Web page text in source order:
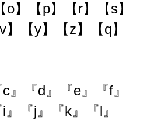
o】【p】【r】【s】
】【y】【z】【q】
』『d』『e』『f』
』『j』『k』『l』